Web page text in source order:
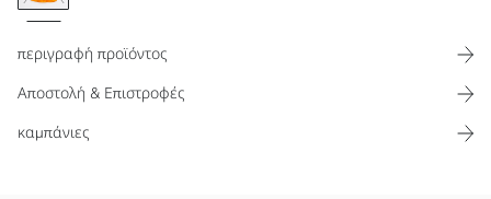
περιγραφή προϊόντος
Αποστολή & Επιστροφές
καμπάνιες